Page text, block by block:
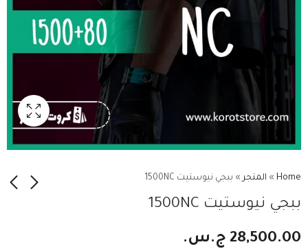
Home
» المتجر » ببجي نيوستيت 1500NC
ببجي نيوستيت 1500NC
28,500.00 ج.س.